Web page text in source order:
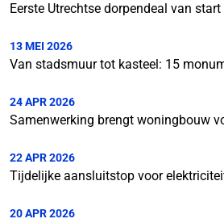
Eerste Utrechtse dorpendeal van
13 MEI 2026
Van stadsmuur tot kasteel: 15
24 APR 2026
Samenwerking brengt woningbouw
22 APR 2026
Tijdelijke aansluitstop voor
20 APR 2026